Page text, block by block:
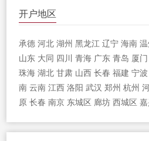
开户地区
承德 河北 湖州 黑龙江 辽宁 海南 温
山东 大同 四川 青海 广东 青岛 厦门
珠海 湖北 甘肃 山西 长春 福建 宁波
南 云南 江西 洛阳 武汉 郑州 杭州
原 长春 南京 东城区 廊坊 西城区